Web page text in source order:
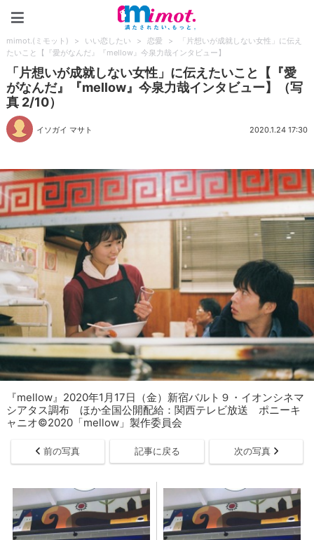
mimot.(ミモット) > いい恋したい > 恋愛 >
「片想いが成就しない女性」に伝え
たいこと【『愛がなんだ』『mellow』今泉力哉インタビュー】
「片想いが成就しない女性」に伝えたいこと【『愛
がなんだ』『mellow』今泉力哉インタビュー】（写
真 2/10）
イソガイ マサト 2020.1.24 17:30
『mellow』2020年1月17日（金）新宿バルト９・イオンシネマ
シアタス調布 ほか全国公開配給：関西テレビ放送 ポニーキ
ャニオ©2020「mellow」製作委員会
前の写真 記事に戻る 次の写真